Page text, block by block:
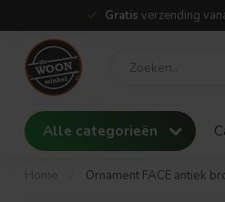
Gratis verzending
Alle categorieën
Home Ornament FACE antiek